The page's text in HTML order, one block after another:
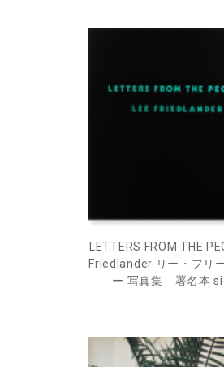
LETTERS FROM THE
Friedlander リー・フリ
ー 写真集 署名本